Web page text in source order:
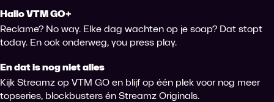
Hallo VTM GO+
Reclame? No way. Elke dag wachten op je soap? Dat stopt
today. En ook onderweg, you press play.
En dat is nog niet alles
Kijk Streamz op VTM GO en blijf op één plek voor nog meer
topseries, blockbusters én Streamz Originals.